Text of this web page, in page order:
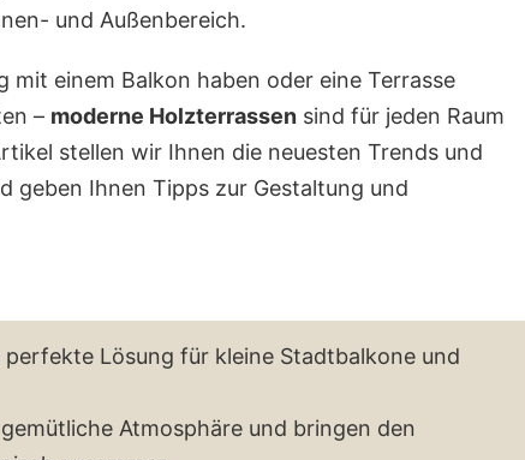
und Außenbereich.
mit einem Balkon haben oder eine Terrasse
– moderne Holzterrassen sind für jeden Raum
stellen wir Ihnen die neuesten Trends und
geben Ihnen Tipps zur Gestaltung und
perfekte Lösung für kleine Stadtbalkone und
Atmosphäre und bringen den